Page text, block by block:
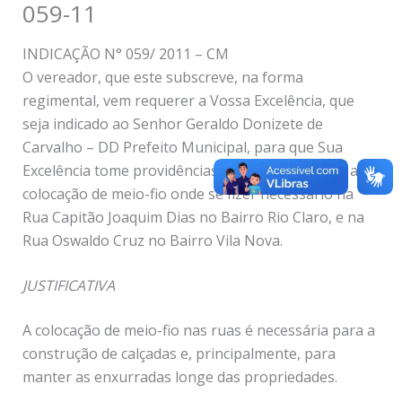
059-11
INDICAÇÃO N° 059/ 2011 – CM
O vereador, que este subscreve, na forma
regimental, vem requerer a Vossa Excelência, que
seja indicado ao Senhor Geraldo Donizete de
Carvalho – DD Prefeito Municipal, para que Sua
Excelência tome providências para que seja feita a
colocação de meio-fio onde se fizer necessário na
Rua Capitão Joaquim Dias no Bairro Rio Claro, e na
Rua Oswaldo Cruz no Bairro Vila Nova.
JUSTIFICATIVA
A colocação de meio-fio nas ruas é necessária para a
construção de calçadas e, principalmente, para
manter as enxurradas longe das propriedades.